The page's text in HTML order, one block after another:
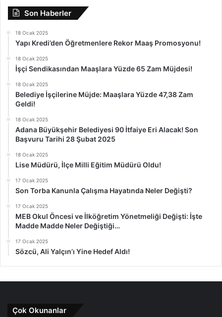
Son Haberler
18 Ocak 2025
Yapı Kredi’den Öğretmenlere Rekor Maaş Promosyonu!
18 Ocak 2025
İşçi Sendikasından Maaşlara Yüzde 65 Zam Müjdesi!
18 Ocak 2025
Belediye İşçilerine Müjde: Maaşlara Yüzde 47,38 Zam
Geldi!
18 Ocak 2025
Adana Büyükşehir Belediyesi 90 İtfaiye Eri Alacak! Son
Başvuru Tarihi 28 Şubat 2025
18 Ocak 2025
Lise Müdürü, İlçe Milli Eğitim Müdürü Oldu!
17 Ocak 2025
Son Torba Kanunla Çalışma Hayatında Neler Değişti?
17 Ocak 2025
MEB Okul Öncesi ve İlköğretim Yönetmeliği Değişti: İşte
Madde Madde Neler Değiştiği…
17 Ocak 2025
Sözcü, Ali Yalçın’ı Yine Hedef Aldı!
Çok Okunanlar